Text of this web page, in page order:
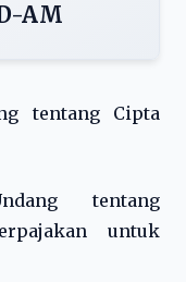
AM
tentang Cipta
tentang
untuk